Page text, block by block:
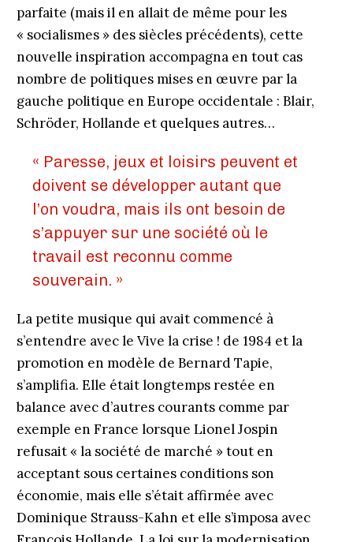
parfaite (mais il en allait de même pour les
« socialismes » des siècles précédents), cette
nouvelle inspiration accompagna en tout cas
nombre de politiques mises en œuvre par la
gauche politique en Europe occidentale : Blair,
Schröder, Hollande et quelques autres…
« Paresse, jeux et loisirs peuvent et
doivent se développer autant que
l’on voudra, mais ils ont besoin de
s’appuyer sur une société où le
travail est reconnu comme
souverain. »
La petite musique qui avait commencé à
s’entendre avec le Vive la crise ! de 1984 et la
promotion en modèle de Bernard Tapie,
s’amplifia. Elle était longtemps restée en
balance avec d’autres courants comme par
exemple en France lorsque Lionel Jospin
refusait « la société de marché » tout en
acceptant sous certaines conditions son
économie, mais elle s’était affirmée avec
Dominique Strauss-Kahn et elle s’imposa avec